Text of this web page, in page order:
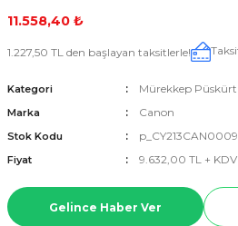
11.558,40 ₺
1.227,50 TL den başlayan taksitlerle!
Kategori Mürekkep
Marka Canon
Stok Kodu p_CY213CAN0009
Fiyat 9.632,00 TL + KDV
Gelince Haber Ver